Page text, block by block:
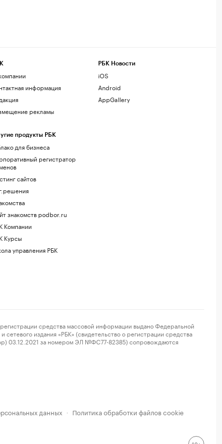
информация
рекламы
продукты РБК
для бизнеса
регистратор
сайтов
знакомств podbor.ru
Компании
Курсы
управления РБК
РБК Новости
iOS
Android
AppGallery
средства массовой информации выдано Федеральной
издания «РБК» (свидетельство о регистрации средства
03.12.2021 за номером ЭЛ №ФС77-82385) сопровождаются
данных · Политика обработки файлов cookie